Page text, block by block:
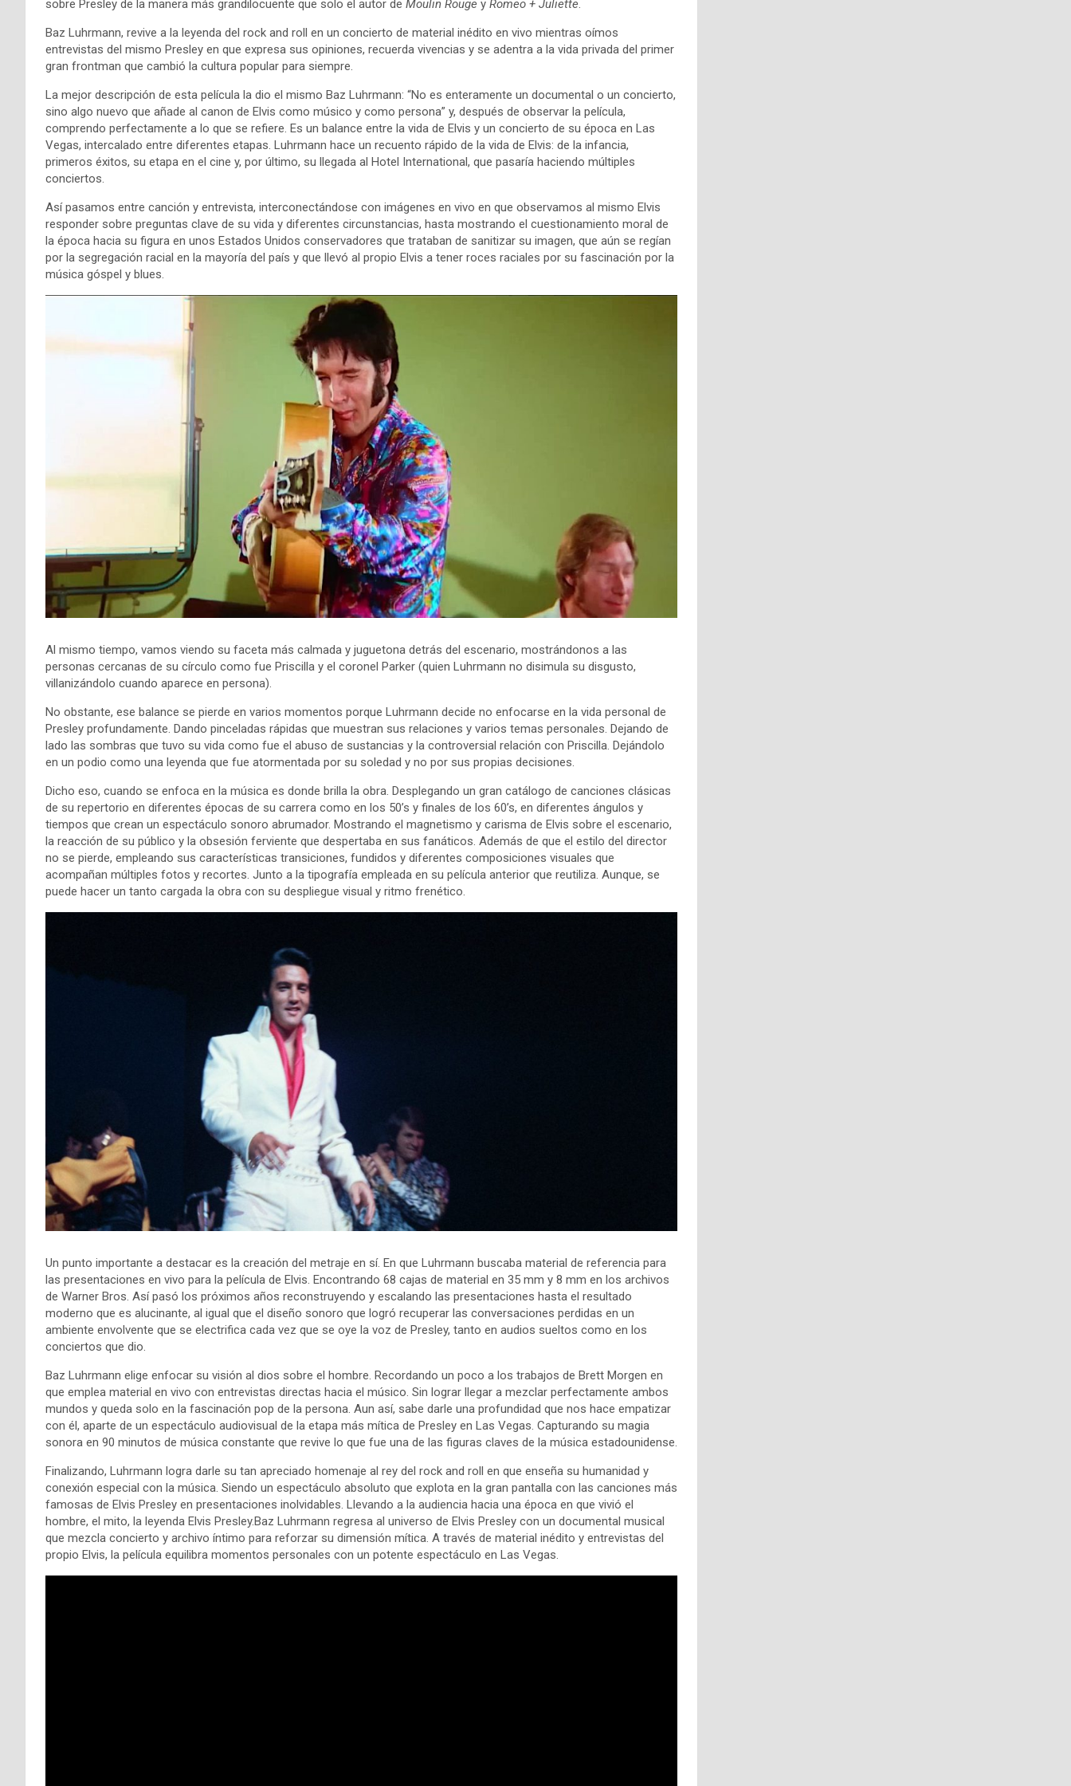
sobre Presley de la manera más grandilocuente que solo el autor de Moulin Rouge y Romeo + Juliette
Baz Luhrmann, revive a la leyenda del rock and roll en un concierto de material inédito en vivo mientras oímos
entrevistas del mismo Presley en que expresa sus opiniones, recuerda vivencias y se adentra a la vida privada del primer
gran frontman que cambió la cultura popular para siempre.
La mejor descripción de esta película la dio el mismo Baz Luhrmann: “No es enteramente un documental o un concierto,
sino algo nuevo que añade al canon de Elvis como músico y como persona” y, después de observar la película,
comprendo perfectamente a lo que se refiere. Es un balance entre la vida de Elvis y un concierto de su época en Las
Vegas, intercalado entre diferentes etapas. Luhrmann hace un recuento rápido de la vida de Elvis: de la infancia,
primeros éxitos, su etapa en el cine y, por último, su llegada al Hotel International, que pasaría haciendo múltiples
conciertos.
Así pasamos entre canción y entrevista, interconectándose con imágenes en vivo en que observamos al mismo Elvis
responder sobre preguntas clave de su vida y diferentes circunstancias, hasta mostrando el cuestionamiento moral de
la época hacia su figura en unos Estados Unidos conservadores que trataban de sanitizar su imagen, que aún se regían
por la segregación racial en la mayoría del país y que llevó al propio Elvis a tener roces raciales por su fascinación por la
música góspel y blues.
Al mismo tiempo, vamos viendo su faceta más calmada y juguetona detrás del escenario, mostrándonos a las
personas cercanas de su círculo como fue Priscilla y el coronel Parker (quien Luhrmann no disimula su disgusto,
villanizándolo cuando aparece en persona).
No obstante, ese balance se pierde en varios momentos porque Luhrmann decide no enfocarse en la vida personal de
Presley profundamente. Dando pinceladas rápidas que muestran sus relaciones y varios temas personales. Dejando de
lado las sombras que tuvo su vida como fue el abuso de sustancias y la controversial relación con Priscilla. Dejándolo
en un podio como una leyenda que fue atormentada por su soledad y no por sus propias decisiones.
Dicho eso, cuando se enfoca en la música es donde brilla la obra. Desplegando un gran catálogo de canciones clásicas
de su repertorio en diferentes épocas de su carrera como en los 50’s y finales de los 60’s, en diferentes ángulos y
tiempos que crean un espectáculo sonoro abrumador. Mostrando el magnetismo y carisma de Elvis sobre el escenario,
la reacción de su público y la obsesión ferviente que despertaba en sus fanáticos. Además de que el estilo del director
no se pierde, empleando sus características transiciones, fundidos y diferentes composiciones visuales que
acompañan múltiples fotos y recortes. Junto a la tipografía empleada en su película anterior que reutiliza. Aunque, se
puede hacer un tanto cargada la obra con su despliegue visual y ritmo frenético.
Un punto importante a destacar es la creación del metraje en sí. En que Luhrmann buscaba material de referencia para
las presentaciones en vivo para la película de Elvis. Encontrando 68 cajas de material en 35 mm y 8 mm en los archivos
de Warner Bros. Así pasó los próximos años reconstruyendo y escalando las presentaciones hasta el resultado
moderno que es alucinante, al igual que el diseño sonoro que logró recuperar las conversaciones perdidas en un
ambiente envolvente que se electrifica cada vez que se oye la voz de Presley, tanto en audios sueltos como en los
conciertos que dio.
Baz Luhrmann elige enfocar su visión al dios sobre el hombre. Recordando un poco a los trabajos de Brett Morgen en
que emplea material en vivo con entrevistas directas hacia el músico. Sin lograr llegar a mezclar perfectamente ambos
mundos y queda solo en la fascinación pop de la persona. Aun así, sabe darle una profundidad que nos hace empatizar
con él, aparte de un espectáculo audiovisual de la etapa más mítica de Presley en Las Vegas. Capturando su magia
sonora en 90 minutos de música constante que revive lo que fue una de las figuras claves de la música estadounidense.
Finalizando, Luhrmann logra darle su tan apreciado homenaje al rey del rock and roll en que enseña su humanidad y
conexión especial con la música. Siendo un espectáculo absoluto que explota en la gran pantalla con las canciones más
famosas de Elvis Presley en presentaciones inolvidables. Llevando a la audiencia hacia una época en que vivió el
hombre, el mito, la leyenda Elvis Presley.Baz Luhrmann regresa al universo de Elvis Presley con un documental musical
que mezcla concierto y archivo íntimo para reforzar su dimensión mítica. A través de material inédito y entrevistas del
propio Elvis, la película equilibra momentos personales con un potente espectáculo en Las Vegas.